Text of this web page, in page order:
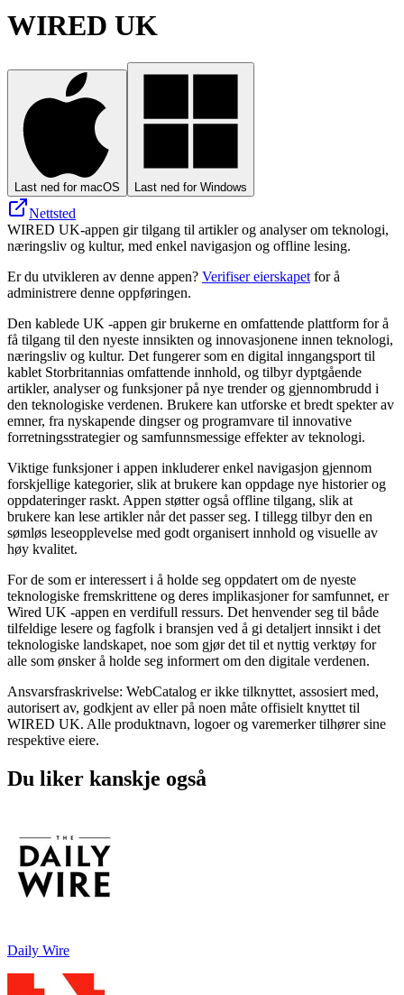
WIRED UK
Last ned for macOS Last ned for Windows
Nettsted
WIRED UK-appen gir tilgang til artikler og analyser om teknologi,
næringsliv og kultur, med enkel navigasjon og offline lesing.
Er du utvikleren av denne appen? Verifiser eierskapet for å
administrere denne oppføringen.
Den kablede UK -appen gir brukerne en omfattende plattform for å
få tilgang til den nyeste innsikten og innovasjonene innen teknologi,
næringsliv og kultur. Det fungerer som en digital inngangsport til
kablet Storbritannias omfattende innhold, og tilbyr dyptgående
artikler, analyser og funksjoner på nye trender og gjennombrudd i
den teknologiske verdenen. Brukere kan utforske et bredt spekter av
emner, fra nyskapende dingser og programvare til innovative
forretningsstrategier og samfunnsmessige effekter av teknologi.
Viktige funksjoner i appen inkluderer enkel navigasjon gjennom
forskjellige kategorier, slik at brukere kan oppdage nye historier og
oppdateringer raskt. Appen støtter også offline tilgang, slik at
brukere kan lese artikler når det passer seg. I tillegg tilbyr den en
sømløs leseopplevelse med godt organisert innhold og visuelle av
høy kvalitet.
For de som er interessert i å holde seg oppdatert om de nyeste
teknologiske fremskrittene og deres implikasjoner for samfunnet, er
Wired UK -appen en verdifull ressurs. Det henvender seg til både
tilfeldige lesere og fagfolk i bransjen ved å gi detaljert innsikt i det
teknologiske landskapet, noe som gjør det til et nyttig verktøy for
alle som ønsker å holde seg informert om den digitale verdenen.
Ansvarsfraskrivelse: WebCatalog er ikke tilknyttet, assosiert med,
autorisert av, godkjent av eller på noen måte offisielt knyttet til
WIRED UK. Alle produktnavn, logoer og varemerker tilhører sine
respektive eiere.
Du liker kanskje også
Daily Wire